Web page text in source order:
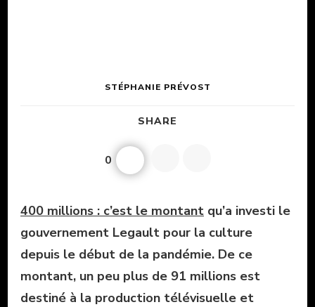
STÉPHANIE PRÉVOST
SHARE
0
400 millions : c’est le montant qu’a investi le
gouvernement Legault pour la culture
depuis le début de la pandémie. De ce
montant, un peu plus de 91 millions est
destiné à la production télévisuelle et